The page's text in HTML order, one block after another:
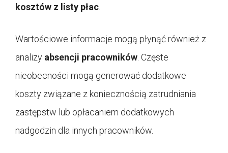
kosztów z listy płac.
Wartościowe informacje mogą płynąć również z
analizy absencji pracowników. Częste
nieobecności mogą generować dodatkowe
koszty związane z koniecznością zatrudniania
zastępstw lub opłacaniem dodatkowych
nadgodzin dla innych pracowników.